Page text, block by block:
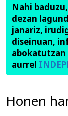
Nahi
dezan
janariz,
diseinuan,
abokatutzan
aurre!
Honen